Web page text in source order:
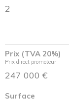
2
Prix (TVA 20%)
Prix direct promoteur
247 000 €
Surface